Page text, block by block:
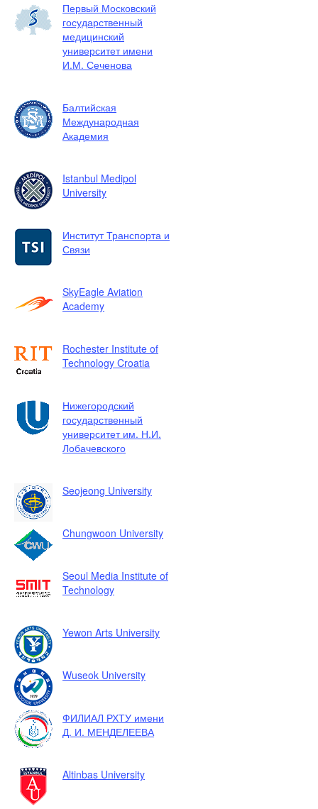
Первый Московский
государственный
медицинский
университет имени
И.М. Сеченова
Балтийская
Международная
Академия
Istanbul Medipol
University
Институт Транспорта и
Связи
SkyEagle Aviation
Academy
Rochester Institute of
Technology Croatia
Нижегородский
государственный
университет им. Н.И.
Лобачевского
Seojeong University
Chungwoon University
Seoul Media Institute of
Technology
Yewon Arts University
Wuseok University
ФИЛИАЛ РХТУ имени
Д. И. МЕНДЕЛЕЕВА
Altinbas University